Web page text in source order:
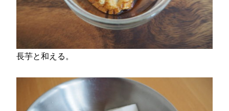
長芋と和える。